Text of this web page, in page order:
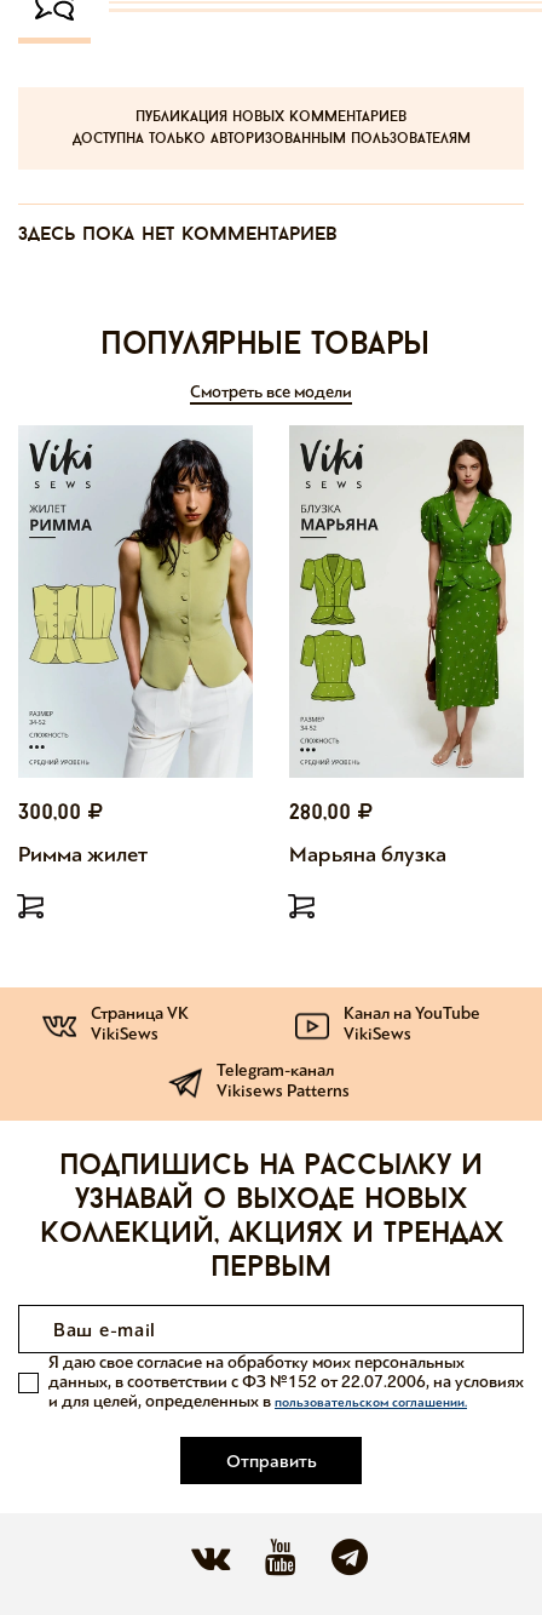
публикация новых комментариев
доступна только авторизованным пользователям
Здесь пока нет комментариев
Популярные товары
Смотреть все модели
300,00
Римма жилет
280,00
Марьяна блузка
Страница VK
VikiSews
Канал на YouTube
VikiSews
Telegram-канал
Vikisews Patterns
Подпишись на рассылку и
узнавай о выходе новых
коллекций, акциях и трендах
первым
Отправить
Я даю свое согласие на обработку моих персональных
данных, в соответствии с ФЗ №152 от 22.07.2006, на условиях
и для целей, определенных в пользовательском соглашении.